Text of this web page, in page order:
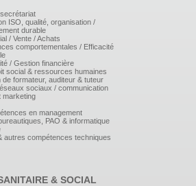
conclusif : Définition d'un Plan
prioritaire personnalisé
journée complémentaire peut-être
la cartographie des risques et
ISO, qualité, organisation /
durable
/ Vente / Achats
comportementales / Efficacité
/ Gestion financière
social & ressources humaines
de formateur, auditeur & tuteur
sociaux / communication
marketing
en management
PAO & informatique
autres compétences techniques
& SOCIAL